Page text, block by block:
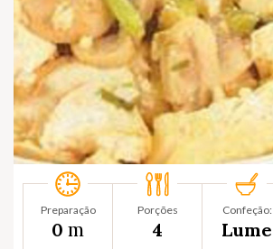
Preparação
0 m
Porções
4
Confeção:
Lume